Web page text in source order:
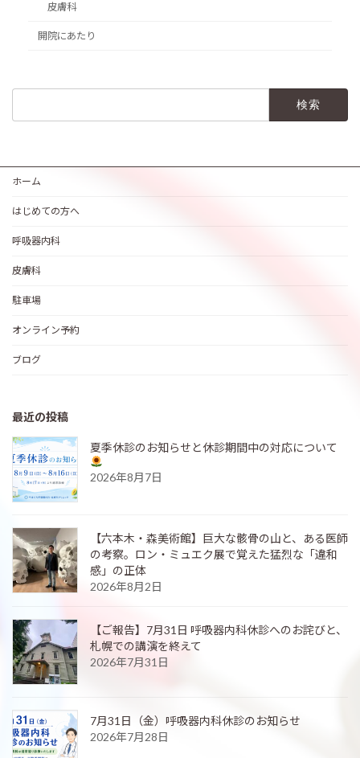
皮膚科
開院にあたり
ホーム
はじめての方へ
呼吸器内科
皮膚科
駐車場
オンライン予約
ブログ
最近の投稿
夏季休診のお知らせと休診期間中の対応について
2026年8月7日
【六本木・森美術館】巨大な骸骨の山と、ある医師
の考察。ロン・ミュエク展で覚えた猛烈な「違和
感」の正体
2026年8月2日
【ご報告】7月31日 呼吸器内科休診へのお詫びと、
札幌での講演を終えて
2026年7月31日
7月31日（金）呼吸器内科休診のお知らせ
2026年7月28日